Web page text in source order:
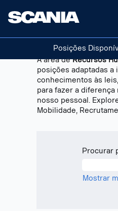
Posições
Human
pt_BR
A área deRecursos
posições adaptadas
conhecimentos às
para fazer a
nosso pessoal.
Mobilidade,
Procurar
Mostrar